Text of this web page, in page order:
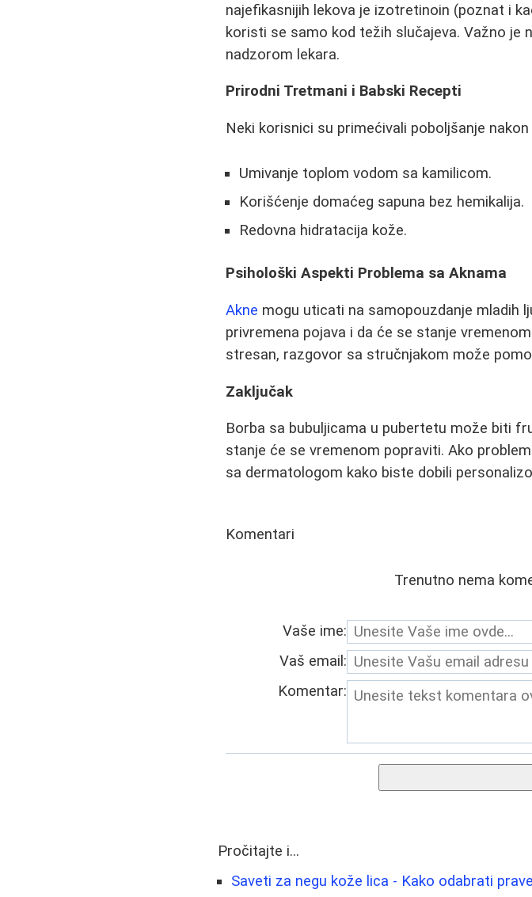
najefikasnijih lekova je izotretinoin (poznat i
koristi se samo kod težih slučajeva. Važno je
nadzorom lekara.
Prirodni Tretmani i Babski Recepti
Neki korisnici su primećivali poboljšanje
Umivanje toplom vodom sa kamilicom.
Korišćenje domaćeg sapuna bez hemikalija.
Redovna hidratacija kože.
Psihološki Aspekti Problema sa Aknama
Akne mogu uticati na samopouzdanje mladih
privremena pojava i da će se stanje
stresan, razgovor sa stručnjakom može
Zaključak
Borba sa bubuljicama u pubertetu može biti
stanje će se vremenom popraviti. Ako
sa dermatologom kako biste dobili
Komentari
Trenutno nema
Vaše ime:
Vaš email:
Komentar:
Pročitajte i...
Saveti za negu kože lica - Kako odabrati